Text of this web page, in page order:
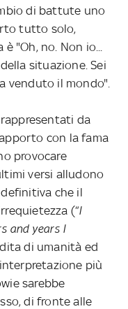
di battute uno
tutto solo,
"Oh, no. Non io...
situazione. Sei
venduto il mondo".
rappresentati da
con la fama
provocare
versi alludono
che il
(“I
and years I
di umanità ed
più
sarebbe
di fronte alle